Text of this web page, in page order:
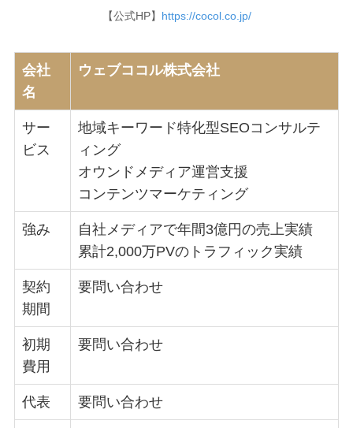
【公式HP】 https://cocol.co.jp/
会社
名
ウェブココル株式会社
サー
ビス
地域キーワード特化型SEOコンサルテ
ィング
オウンドメディア運営支援
コンテンツマーケティング
強み
自社メディアで年間3億円の売上実績
累計2,000万PVのトラフィック実績
契約
期間
要問い合わせ
初期
費用
要問い合わせ
代表 要問い合わせ